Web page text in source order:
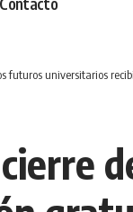
futuros universitarios